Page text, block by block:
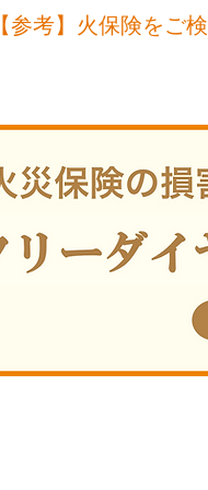
【参考】火保険をご